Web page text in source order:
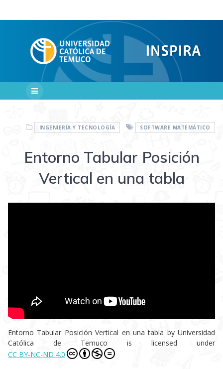
contenido
INGENIERÍA Y TECNOLOGÍA SOFTWARE MATEMÁTICO
Entorno Tabular Posición
Vertical en una tabla
Entorno Tabular Posición Vertical en una tabla by Universidad
Católica de Temuco is licensed under
CC BY-NC-ND 4.0